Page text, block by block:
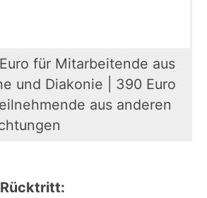
für Mitarbeitende aus
und Diakonie | 390 Euro
aus anderen